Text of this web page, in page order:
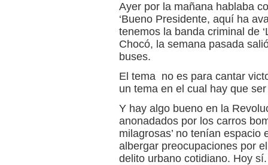
Ayer por la mañana hablaba
‘Bueno Presidente, aquí ha
tenemos la banda criminal de
Chocó, la semana pasada
buses.
El tema no es para cantar
un tema en el cual hay que
Y hay algo bueno en la
anonadados por los carros
milagrosas’ no tenían
albergar preocupaciones por
delito urbano cotidiano. Hoy sí.